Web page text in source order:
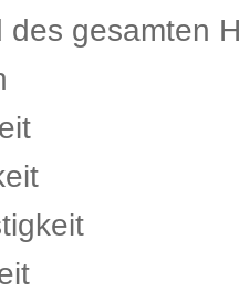
des gesamten